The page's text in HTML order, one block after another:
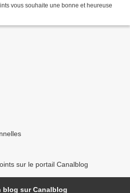
vous souhaite une bonne et heureuse
sur le portail Canalblog
blog sur Canalblog